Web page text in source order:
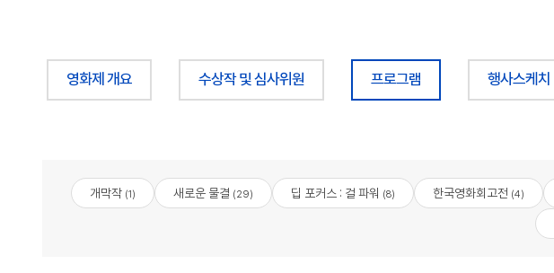
영화제 개요 수상작 및 심사위원 프로그램 행사스케치
개막작 (1) 새로운 물결 (29) 딥 포커스 : 걸 파워 (8) 한국영화회고전 (4)